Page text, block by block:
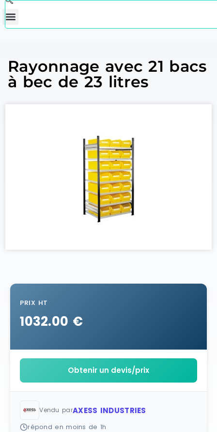
Rayonnage avec 21 bacs
à bec de 23 litres
PRIX HT
1032.00 €
Obtenir un devis/prix
Vendu parAXESS INDUSTRIES
répond en moins de 1h